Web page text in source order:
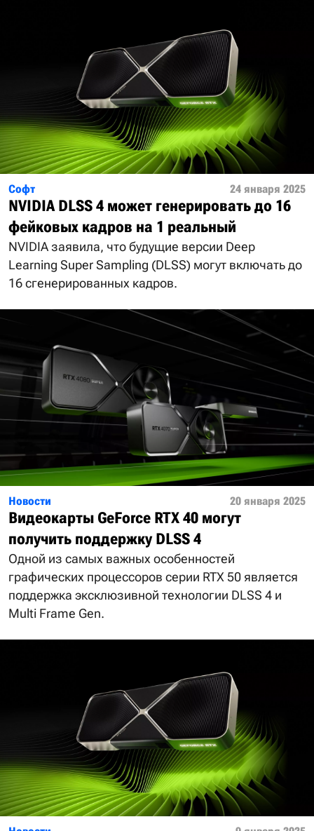
Софт 24 января 2025
NVIDIA DLSS 4 может генерировать до 16
фейковых кадров на 1 реальный
NVIDIA заявила, что будущие версии Deep
Learning Super Sampling (DLSS) могут включать до
16 сгенерированных кадров.
Новости 20 января 2025
Видеокарты GeForce RTX 40 могут
получить поддержку DLSS 4
Одной из самых важных особенностей
графических процессоров серии RTX 50 является
поддержка эксклюзивной технологии DLSS 4 и
Multi Frame Gen.